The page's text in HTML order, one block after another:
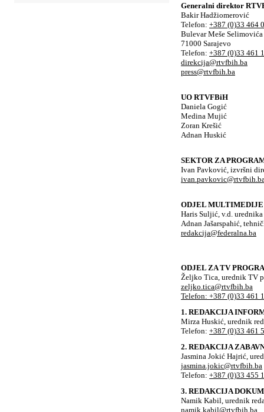
Generalni direktor
Bakir Hadžiomerović
Telefon: +387 (0)33 464
Bulevar Meše
71000 Sarajevo
Telefon: +387 (0)33 461
direkcija@rtvfbih.ba
press@rtvfbih.ba
UO RTVFBiH
Daniela Gogić
Medina Mujić
Zoran Krešić
Adnan Huskić
SEKTOR ZA
Ivan Pavković, izvršni
ODJEL MULTIMEDIJE
Haris Suljić, v.d. urednika
Adnan Jašarspahić,
redakcija@federalna.ba
ODJEL ZA TV
Željko Tica, urednik TV
zeljko.tica@rtvfbih.ba
Telefon: +387 (0)33 461
1. REDAKCIJA
Mirza Huskić, urednik
Telefon: +387 (0)33 461
2. REDAKCIJA
Jasmina Jokić Hajrić,
jasmina.jokic@rtvfbih.ba
Telefon: +387 (0)33 455
3. REDAKCIJA
Namik Kabil, urednik
namik.kabil@rtvfbih.ba